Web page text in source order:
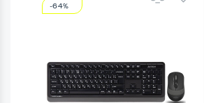
-64%